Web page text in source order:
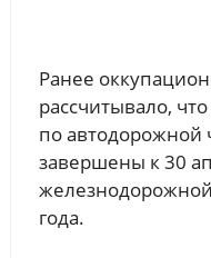
Ранее
рассчитывало,
по автодорожной
завершены к 30
года.